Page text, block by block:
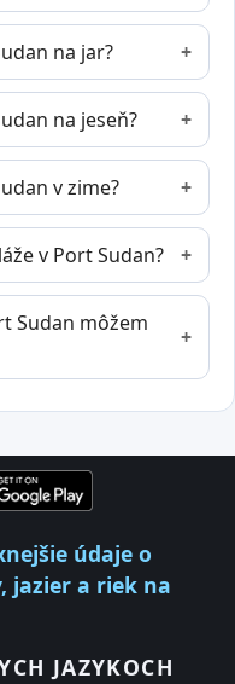
na jar?
na jeseň?
v zime?
v Port Sudan?
Sudan môžem
údaje o
jazier a riek na
JAZYKOCH